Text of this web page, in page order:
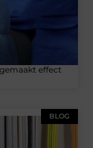
effect
BLOG